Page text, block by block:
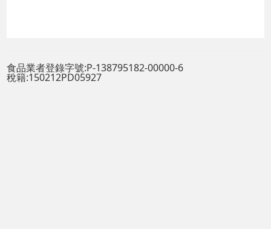
食品業者登錄字號:P-138795182-00000-6
稅籍:150212PD05927